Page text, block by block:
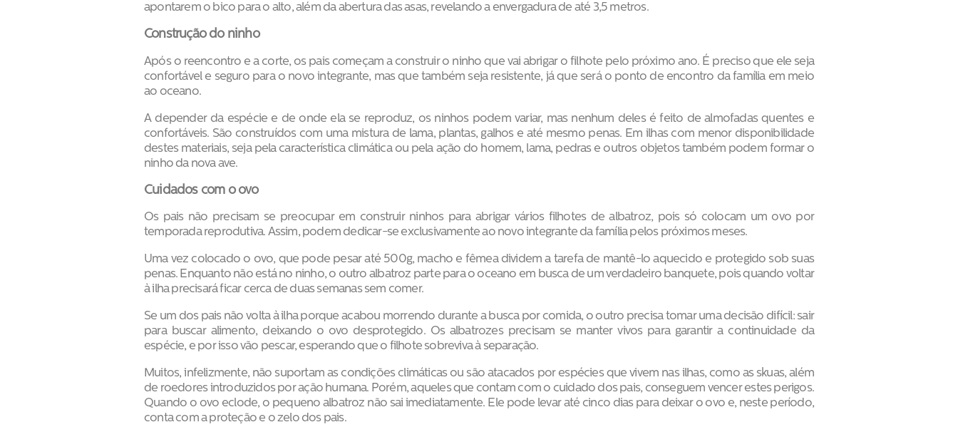
apontarem o bico para o alto, além da abertura das asas, revelando a envergadura de até 3,5 metros.
Construção do ninho
Após o reencontro e a corte, os pais começam a construir o ninho que vai abrigar o filhote pelo próximo ano. É preciso que ele seja
confortável e seguro para o novo integrante, mas que também seja resistente, já que será o ponto de encontro da família em meio
ao oceano.
A depender da espécie e de onde ela se reproduz, os ninhos podem variar, mas nenhum deles é feito de almofadas quentes e
confortáveis. São construídos com uma mistura de lama, plantas, galhos e até mesmo penas. Em ilhas com menor disponibilidade
destes materiais, seja pela característica climática ou pela ação do homem, lama, pedras e outros objetos também podem formar o
ninho da nova ave.
Cuidados com o ovo
Os pais não precisam se preocupar em construir ninhos para abrigar vários filhotes de albatroz, pois só colocam um ovo por
temporada reprodutiva. Assim, podem dedicar-se exclusivamente ao novo integrante da família pelos próximos meses.
Uma vez colocado o ovo, que pode pesar até 500g, macho e fêmea dividem a tarefa de mantê-lo aquecido e protegido sob suas
penas. Enquanto não está no ninho, o outro albatroz parte para o oceano em busca de um verdadeiro banquete, pois quando voltar
à ilha precisará ficar cerca de duas semanas sem comer.
Se um dos pais não volta à ilha porque acabou morrendo durante a busca por comida, o outro precisa tomar uma decisão difícil: sair
para buscar alimento, deixando o ovo desprotegido. Os albatrozes precisam se manter vivos para garantir a continuidade da
espécie, e por isso vão pescar, esperando que o filhote sobreviva à separação.
Muitos, infelizmente, não suportam as condições climáticas ou são atacados por espécies que vivem nas ilhas, como as skuas, além
de roedores introduzidos por ação humana. Porém, aqueles que contam com o cuidado dos pais, conseguem vencer estes perigos.
Quando o ovo eclode, o pequeno albatroz não sai imediatamente. Ele pode levar até cinco dias para deixar o ovo e, neste período,
conta com a proteção e o zelo dos pais.